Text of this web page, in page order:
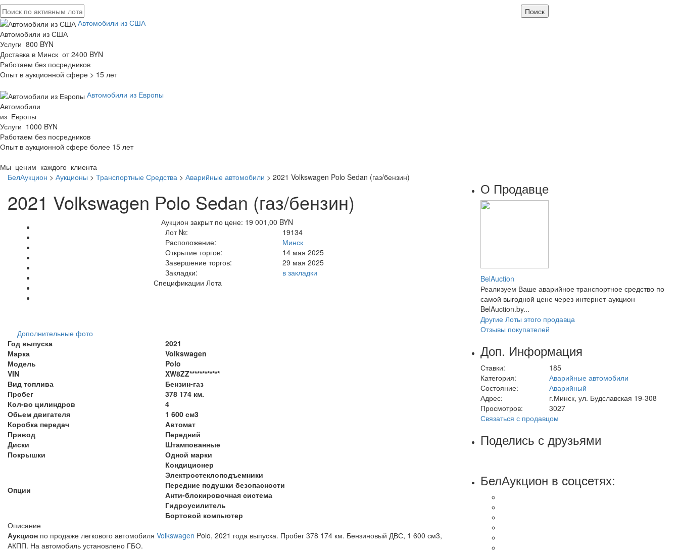
Автомобили из США
Автомобили из США
Услуги 800 BYN
Доставка в Минск от 2400 BYN
Работаем без посредников
Опыт в аукционной сфере > 15 лет
Автомобили из Европы
Автомобили
из Европы
Услуги 1000 BYN
Работаем без посредников
Опыт в аукционной сфере более 15 лет
Мы ценим каждого клиента
БелАукцион > Аукционы > Транспортные Средства > Аварийные автомобили > 2021 Volkswagen Polo Sedan (газ/бензин)
2021 Volkswagen Polo Sedan (газ/бензин)
Дополнительные фото
Аукцион закрыт по цене: 19 001,00 BYN
Лот №:
19134
Расположение:
Минск
Открытие торгов:
14 мая 2025
Завершение торгов:
29 мая 2025
Закладки:
в закладки
Спецификации Лота
Год выпуска
2021
Марка
Volkswagen
Модель
Polo
VIN
XW8ZZ************
Вид топлива
Бензин-газ
Пробег
378 174 км.
Кол-во цилиндров
4
Обьем двигателя
1 600 см3
Коробка передач
Автомат
Привод
Передний
Диски
Штампованные
Покрышки
Одной марки
Опции
Кондиционер
Электростеклоподъемники
Передние подушки безопасности
Анти-блокировочная система
Гидроусилитель
Бортовой компьютер
Описание
Аукцион по продаже легкового автомобиля Volkswagen Polo, 2021 года выпуска. Пробег 378 174 км. Бензиновый ДВС, 1 600 см3,
АКПП. На автомобиль установлено ГБО.
О Продавце
BelAuction
Реализуем Ваше аварийное транспортное средство по
самой выгодной цене через интернет-аукцион
BelAuction.by...
Другие Лоты этого продавца
Отзывы покупателей
Доп. Информация
Ставки:
185
Категория:
Аварийные автомобили
Состояние:
Аварийный
Адрес:
г.Минск, ул. Будславская 19-308
Просмотров:
3027
Связаться с продавцом
Поделись с друзьями
БелАукцион в соцсетях: